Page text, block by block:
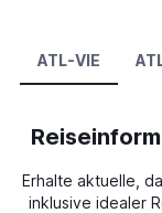
ATL-VIE
Erhalte aktuelle,
inklusive idealer